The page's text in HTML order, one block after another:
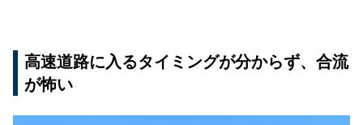
高速道路に入るタイミングが分からず、合流
が怖い